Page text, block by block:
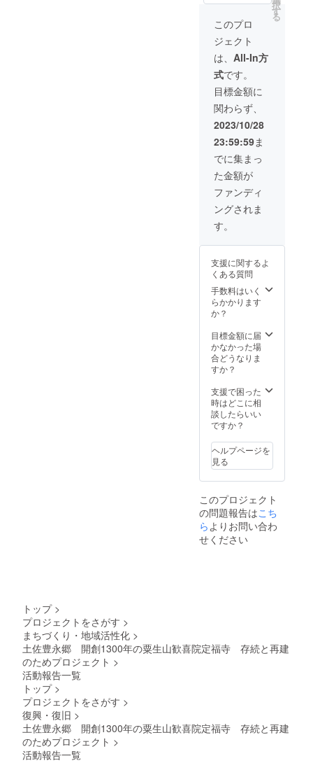
定）
巻数未
定
前をご
記入く
ださ
い。お
名前は
15文字
以内で
お願い
いたし
ます。
・定福
寺2024
年発行
物送付
（発刊
次
第）
定福寺
史資料
定）
定 ・定
福寺の
歴史と
文化財
（本）
6月～
2025年
6月）
・木札
にお名
前を記
録永年
講堂内
に掲示
いたし
ます。
＊支援
時、必
ず備考
欄に掲
載希望
の有
無、掲
載を希
前をご
ださ
い。お
名前は
15文字
以内で
いたし
ます。
・定福
寺2024
物送付
（発刊
次
第）
史資料
集（名
前未
定）
定 ・定
福寺の
歴史と
文化財
（本）
名前の
ご希望
名前は
15文字
の有
無、掲
載を希
望され
るお名
前をご
記入く
ださ
い。お
名前は
15文字
以内で
お願い
いたし
ます。
・宝物
殿年間
パス
（有効
6月～
6月）
・木札
にお名
前を記
録永年
に掲示
いたし
ます。
＊支援
ず備考
欄に掲
載希望
の有
載を希
望され
るお名
前をご
ださ
い。お
名前は
15文字
以内で
次
第）
巻数未
定 ・定
は、現
長老釣
井龍宏
師の言
葉が記
されて
いま
す。 ・
巻紙に
お名前
を記録
し永年
宝物殿
に保存
いたし
ます。
＊支援
時、必
ず備考
の有
載を希
望され
るお名
前をご
記入く
い。お
名前は
15文字
以内で
いたし
ます。
・宝物
殿年間
（有効
期限
2024年
6月～
6月）
・木札
にお名
前を記
録永年
載希望
の有
記入く
ださ
は読経
と共に
花びら
を蒔き
ます。
定福寺
の散華
は、定
福寺の
次女で
あり京
都美術
院仏師
が定福
寺の仏
さまを
思い描
いたも
ので
は、現
井龍宏
師の言
葉が記
されて
いま
巻紙に
お名前
を記録
し永年
に保存
いたし
ます。
＊支援
ず備考
欄に掲
載希望
の有
載を希
望され
るお名
前をご
記入く
・宝物
殿年間
2025年
6月）
択
す
る
このプロ
ジェクト
は、 All-In方
式です。
目標金額に
関わらず、
2023/10/28
23:59:59ま
でに集まっ
た金額が
ファンディ
ングされま
す。
支援に関するよ
くある質問
手数料はいく
らかかります
か？
目標金額に届
かなかった場
合どうなりま
すか？
支援で困った
時はどこに相
談したらいい
ですか？
ヘルプページを
見る
このプロジェクト
の問題報告はこち
らよりお問い合わ
せください
トップ >
プロジェクトをさがす >
まちづくり・地域活性化 >
土佐豊永郷 開創1300年の粟生山歓喜院定福寺 存続と再建
のためプロジェクト >
活動報告一覧
トップ >
プロジェクトをさがす >
復興・復旧 >
土佐豊永郷 開創1300年の粟生山歓喜院定福寺 存続と再建
のためプロジェクト >
活動報告一覧